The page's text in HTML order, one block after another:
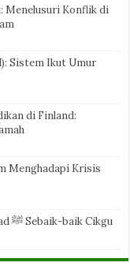
Menelusuri Konflik di
Sistem Ikut Umur
di Finland:
Menghadapi Krisis
Al-Rasul al-Mu’allim: Nabi Muhammad ﷺ Sebaik-baik Cikgu